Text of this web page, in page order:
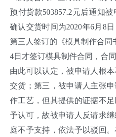
预付货款503857.2元后通知
确认交货时间为2020年6月8
第三人签订的《模具制作合同
4日才签订模具制件合同，合
由此可以认定，被申请人根
交货；第三，被申请人主张
作工艺，但其提供的证据不
予认可，故被申请人反请求
庭不予支持，依法予以驳回